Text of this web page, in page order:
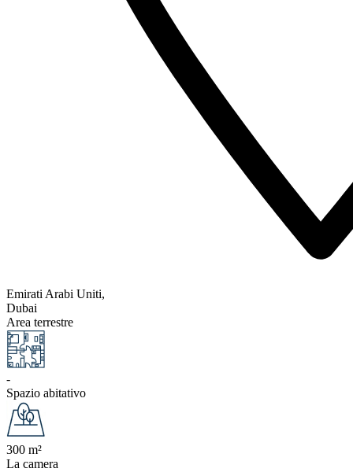
Emirati Arabi Uniti,
Dubai
Area terrestre
-
Spazio abitativo
300 m²
La camera